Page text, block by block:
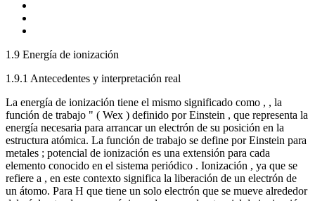
1.9 Energía de ionización
1.9.1 Antecedentes y interpretación real
La energía de ionización tiene el mismo significado como , , la
función de trabajo " ( Wex ) definido por Einstein , que representa la
energía necesaria para arrancar un electrón de su posición en la
estructura atómica. La función de trabajo se define por Einstein para
metales ; potencial de ionización es una extensión para cada
elemento conocido en el sistema periódico . Ionización , ya que se
refiere a , en este contexto significa la liberación de un electrón de
un átomo. Para H que tiene un solo electrón que se mueve alrededor